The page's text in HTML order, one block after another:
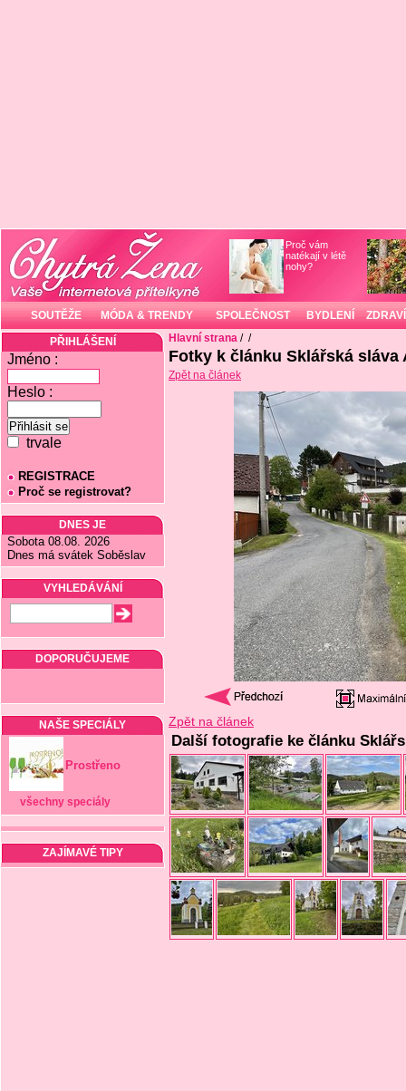
Proč vám
natékají v létě
nohy?
SOUTĚŽE MÓDA & TRENDY SPOLEČNOST BYDLENÍ ZDRAVÍ
PŘIHLÁŠENÍ
Jméno :
Heslo :
trvale
REGISTRACE
Proč se registrovat?
DNES JE
Sobota 08.08. 2026
Dnes má svátek Soběslav
VYHLEDÁVÁNÍ
DOPORUČUJEME
NAŠE SPECIÁLY
Prostřeno
všechny speciály
ZAJÍMAVÉ TIPY
Hlavní strana / /
Fotky k článku Sklářská sláva
Zpět na článek
Zpět na článek
Další fotografie ke článku